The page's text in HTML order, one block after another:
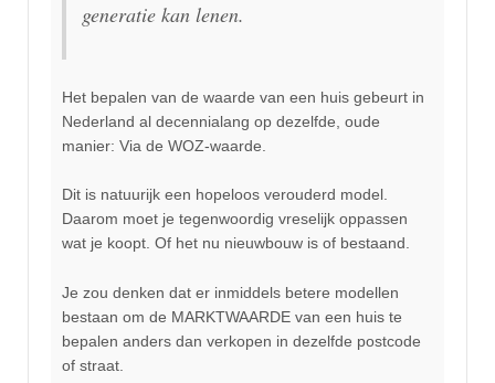
generatie kan lenen.
Het bepalen van de waarde van een huis gebeurt in
Nederland al decennialang op dezelfde, oude
manier: Via de WOZ-waarde.
Dit is natuurijk een hopeloos verouderd model.
Daarom moet je tegenwoordig vreselijk oppassen
wat je koopt. Of het nu nieuwbouw is of bestaand.
Je zou denken dat er inmiddels betere modellen
bestaan om de MARKTWAARDE van een huis te
bepalen anders dan verkopen in dezelfde postcode
of straat.